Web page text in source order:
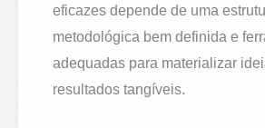
eficazes depende de uma
metodológica bem definida e
adequadas para materializar
resultados tangíveis.